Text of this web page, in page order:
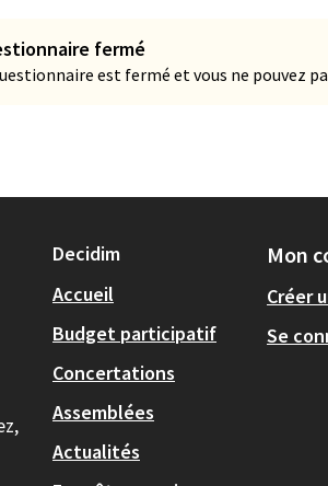
fermé
est fermé et vous ne pouvez
Decidim
Accueil
Budget participatif
Concertations
Assemblées
Actualités
Mon
Créer
Se